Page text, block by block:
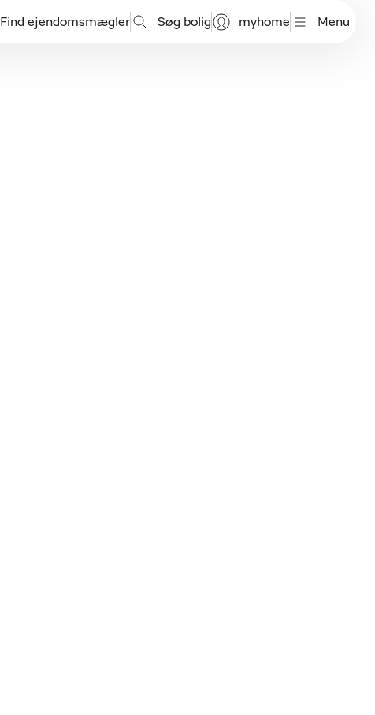
Find ejendomsmægler Søg bolig myhome Menu